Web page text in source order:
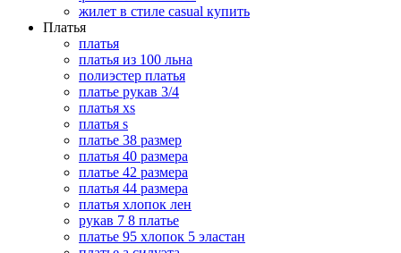
жилет в стиле casual купить
Платья
платья
платья из 100 льна
полиэстер платья
платье рукав 3/4
платья xs
платья s
платье 38 размер
платья 40 размера
платье 42 размера
платья 44 размера
платья хлопок лен
рукав 7 8 платье
платье 95 хлопок 5 эластан